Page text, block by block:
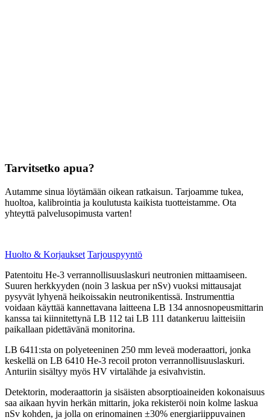
Tarvitsetko apua?
Autamme sinua löytämään oikean ratkaisun. Tarjoamme tukea,
huoltoa, kalibrointia ja koulutusta kaikista tuotteistamme. Ota
yhteyttä palvelusopimusta varten!
Huolto & Korjaukset Tarjouspyyntö
Patentoitu He-3 verrannollisuuslaskuri neutronien mittaamiseen.
Suuren herkkyyden (noin 3 laskua per nSv) vuoksi mittausajat
pysyvät lyhyenä heikoissakin neutronikentissä. Instrumenttia
voidaan käyttää kannettavana laitteena LB 134 annosnopeusmittarin
kanssa tai kiinnitettynä LB 112 tai LB 111 datankeruu laitteisiin
paikallaan pidettävänä monitorina.
LB 6411:sta on polyeteeninen 250 mm leveä moderaattori, jonka
keskellä on LB 6410 He-3 recoil proton verrannollisuuslaskuri.
Anturiin sisältyy myös HV virtalähde ja esivahvistin.
Detektorin, moderaattorin ja sisäisten absorptioaineiden kokonaisuus
saa aikaan hyvin herkän mittarin, joka rekisteröi noin kolme laskua
nSv kohden, ja jolla on erinomainen ±30% energiariippuvainen